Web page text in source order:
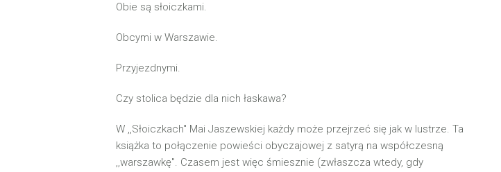
Obie są słoiczkami.
Obcymi w Warszawie.
Przyjezdnymi.
Czy stolica będzie dla nich łaskawa?
W ,,Słoiczkach" Mai Jaszewskiej każdy może przejrzeć się jak w lustrze. Ta
książka to połączenie powieści obyczajowej z satyrą na współczesną
,,warszawkę". Czasem jest więc śmiesznie (zwłaszcza wtedy, gdy